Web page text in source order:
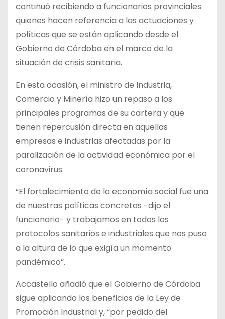
continuó recibiendo a funcionarios provinciales
quienes hacen referencia a las actuaciones y
políticas que se están aplicando desde el
Gobierno de Córdoba en el marco de la
situación de crisis sanitaria.
En esta ocasión, el ministro de Industria,
Comercio y Minería hizo un repaso a los
principales programas de su cartera y que
tienen repercusión directa en aquellas
empresas e industrias afectadas por la
paralización de la actividad económica por el
coronavirus.
“El fortalecimiento de la economía social fue una
de nuestras políticas concretas -dijo el
funcionario- y trabajamos en todos los
protocolos sanitarios e industriales que nos puso
a la altura de lo que exigía un momento
pandémico”.
Accastello añadió que el Gobierno de Córdoba
sigue aplicando los beneficios de la Ley de
Promoción Industrial y, “por pedido del